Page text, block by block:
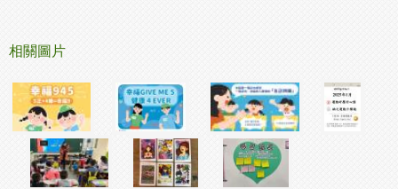
相關圖片